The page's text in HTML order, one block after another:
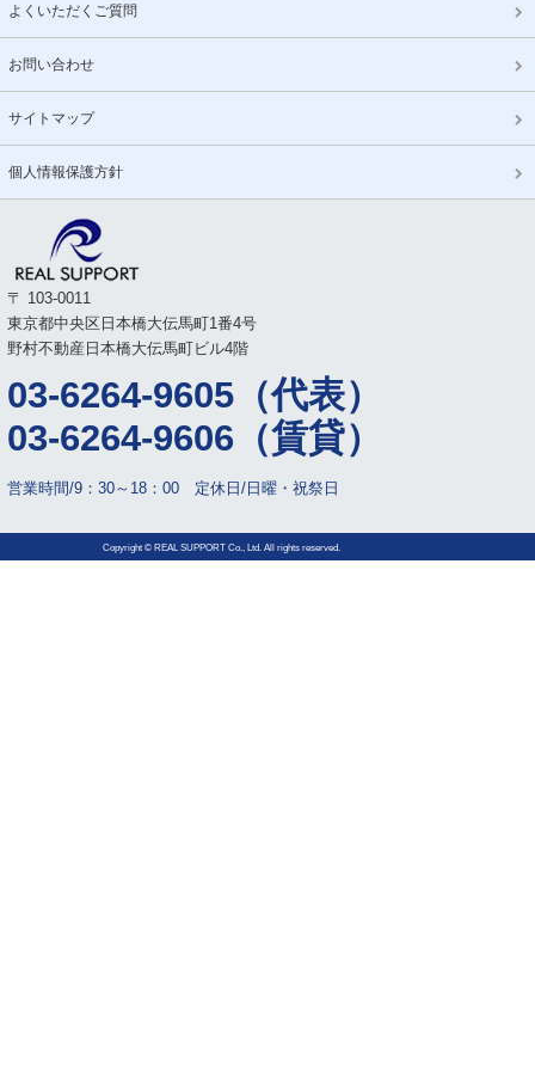
よくいただくご質問
お問い合わせ
サイトマップ
個人情報保護方針
〒 103-0011
東京都中央区日本橋大伝馬町1番4号
野村不動産日本橋大伝馬町ビル4階
03-6264-9605（代表）
03-6264-9606（賃貸）
営業時間/9：30～18：00 定休日/日曜・祝祭日
Copyright © REAL SUPPORT Co., Ltd. All rights reserved.